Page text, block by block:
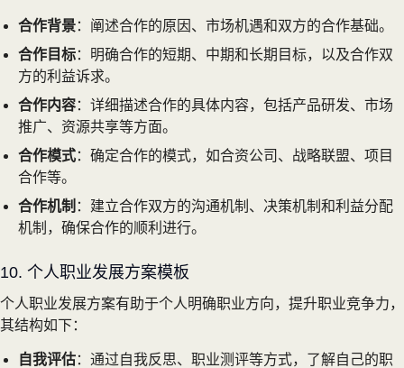
合作背景：阐述合作的原因、市场机遇和双方的合作基础。
合作目标：明确合作的短期、中期和长期目标，以及合作双
方的利益诉求。
合作内容：详细描述合作的具体内容，包括产品研发、市场
推广、资源共享等方面。
合作模式：确定合作的模式，如合资公司、战略联盟、项目
合作等。
合作机制 ：建立合作双方的沟通机制、决策机制和利益分配
机制，确保合作的顺利进行。
10. 个人职业发展方案模板
个人职业发展方案有助于个人明确职业方向，提升职业竞争力，
其结构如下：
自我评估：通过自我反思、职业测评等方式，了解自己的职